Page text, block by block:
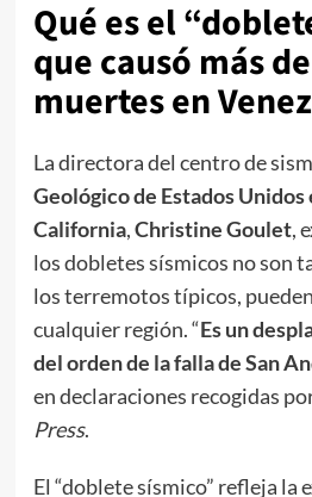
Qué es el
que causó más
muertes en
La directora del centro de
Geológico de Estados Unidos
California,Christine Goulet,
los dobletes sísmicos no son
los terremotos típicos,
cualquier región. “Es un
del orden de la falla de San
en declaraciones recogidas
Press.
El “doblete sísmico” refleja la